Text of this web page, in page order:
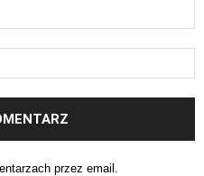
przez email.